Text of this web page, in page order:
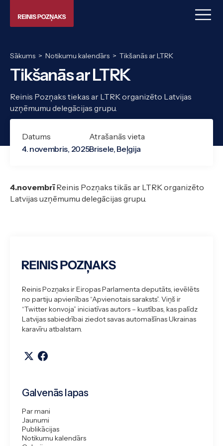
Sākums > Notikumu kalendārs > Tikšanās ar LTRK
Tikšanās ar LTRK
Reinis Pozņaks tiekas ar LTRK organizēto Latvijas
uzņēmumu delegācijas grupu.
Datums
4. novembris, 2025
Atrašanās vieta
Brisele, Beļgija
4.novembrīReinis Pozņaks tikās ar LTRK organizēto
Latvijas uzņēmumu delegācijas grupu.
Reinis Pozņaks ir Eiropas Parlamenta deputāts, ievēlēts
no partiju apvienības “Apvienotais saraksts”. Viņš ir
“Twitter konvoja” iniciatīvas autors – kustības, kas palīdz
Latvijas sabiedrībai ziedot savas automašīnas Ukrainas
karavīru atbalstam.
Galvenās lapas
Par mani
Jaunumi
Publikācijas
Notikumu kalendārs